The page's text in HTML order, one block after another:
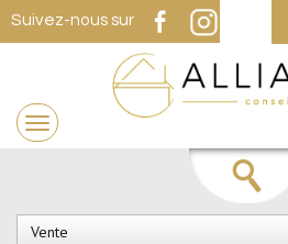
Suivez-nous sur
Vente